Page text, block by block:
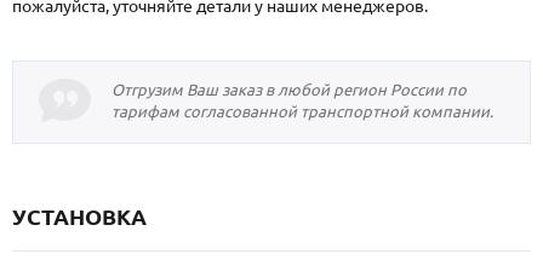
пожалуйста, уточняйте детали у наших менеджеров.
Отгрузим Ваш заказ в любой регион России по
тарифам согласованной транспортной компании.
УСТАНОВКА